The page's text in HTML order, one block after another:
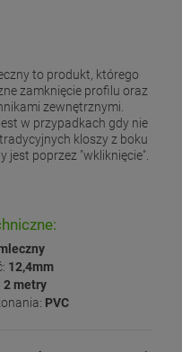
to produkt, którego
zamknięcie profilu oraz
zewnętrznymi.
w przypadkach gdy nie
kloszy z boku
jest poprzez "wkliknięcie".
12,4mm
2 metry
PVC